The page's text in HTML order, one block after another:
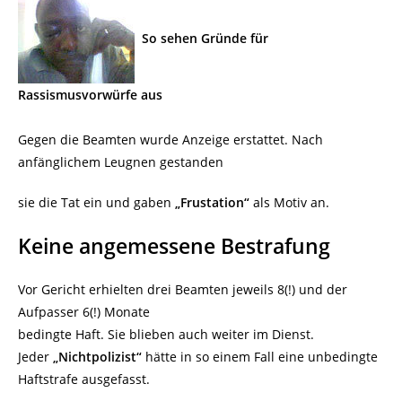
So sehen Gründe für
Rassismusvorwürfe aus
Gegen die Beamten wurde Anzeige erstattet. Nach
anfänglichem Leugnen gestanden
sie die Tat ein und gaben „Frustation“ als Motiv an.
Keine angemessene Bestrafung
Vor Gericht erhielten drei Beamten jeweils 8(!) und der
Aufpasser 6(!) Monate
bedingte Haft. Sie blieben auch weiter im Dienst.
Jeder „Nichtpolizist“ hätte in so einem Fall eine unbedingte
Haftstrafe ausgefasst.